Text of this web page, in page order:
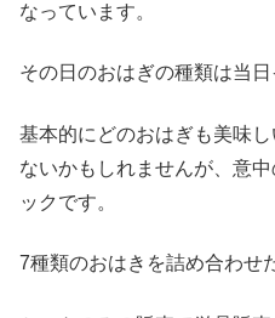
なっています。
その日のおはぎの種類は当
基本的にどのおはぎも美味
ないかもしれませんが、意
ックです。
7種類のおはきを詰め合わせ